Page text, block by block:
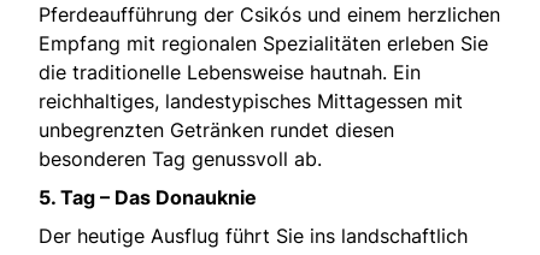
Pferdeaufführung der Csikós und einem herzlichen
Empfang mit regionalen Spezialitäten erleben Sie
die traditionelle Lebensweise hautnah. Ein
reichhaltiges, landestypisches Mittagessen mit
unbegrenzten Getränken rundet diesen
besonderen Tag genussvoll ab.
5. Tag – Das Donauknie
Der heutige Ausflug führt Sie ins landschaftlich